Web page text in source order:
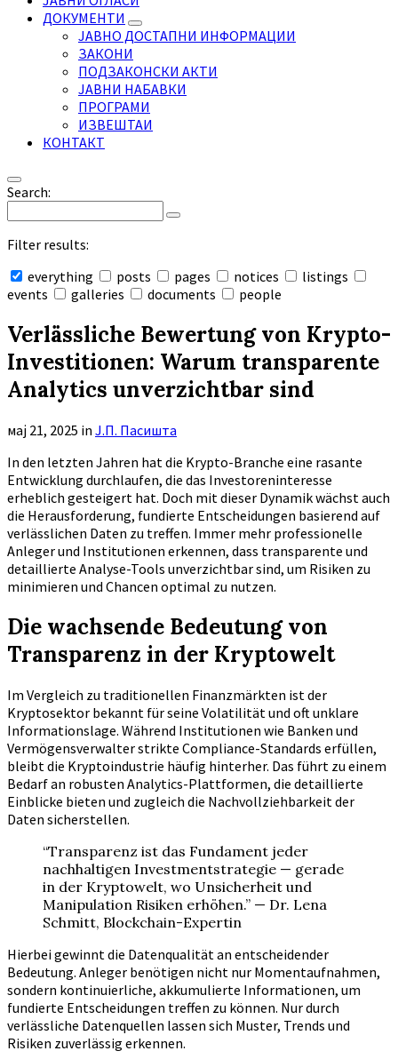
ДОКУМЕНТИ
ЈАВНО ДОСТАПНИ ИНФОРМАЦИИ
ЗАКОНИ
ПОДЗАКОНСКИ АКТИ
ЈАВНИ НАБАВКИ
ПРОГРАМИ
ИЗВЕШТАИ
КОНТАКТ
Search:
Filter results:
everything
posts pages notices
listings
events
galleries documents people
search
Verlässliche Bewertung von Krypto-
Investitionen: Warum transparente
Analytics unverzichtbar sind
мај 21, 2025 in Ј.П. Пасишта
In den letzten Jahren hat die Krypto-Branche eine rasante
Entwicklung durchlaufen, die das Investoreninteresse
erheblich gesteigert hat. Doch mit dieser Dynamik wächst auch
die Herausforderung, fundierte Entscheidungen basierend auf
verlässlichen Daten zu treffen. Immer mehr professionelle
Anleger und Institutionen erkennen, dass transparente und
detaillierte Analyse-Tools unverzichtbar sind, um Risiken zu
minimieren und Chancen optimal zu nutzen.
Die wachsende Bedeutung von
Transparenz in der Kryptowelt
Im Vergleich zu traditionellen Finanzmärkten ist der
Kryptosektor bekannt für seine Volatilität und oft unklare
Informationslage. Während Institutionen wie Banken und
Vermögensverwalter strikte Compliance-Standards erfüllen,
bleibt die Kryptoindustrie häufig hinterher. Das führt zu einem
Bedarf an robusten Analytics-Plattformen, die detaillierte
Einblicke bieten und zugleich die Nachvollziehbarkeit der
Daten sicherstellen.
“Transparenz ist das Fundament jeder
nachhaltigen Investmentstrategie — gerade
in der Kryptowelt, wo Unsicherheit und
Manipulation Risiken erhöhen.” — Dr. Lena
Schmitt, Blockchain-Expertin
Hierbei gewinnt die Datenqualität an entscheidender
Bedeutung. Anleger benötigen nicht nur Momentaufnahmen,
sondern kontinuierliche, akkumulierte Informationen, um
fundierte Entscheidungen treffen zu können. Nur durch
verlässliche Datenquellen lassen sich Muster, Trends und
Risiken zuverlässig erkennen.